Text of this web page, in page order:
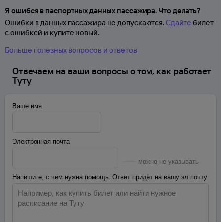
Я ошибся в паспортных данных пассажира. Что делать?
Ошибки в данных пассажира не допускаются. Сдайте билет
с ошибкой и купите новый.
Больше полезных вопросов и ответов
Отвечаем на ваши вопросы о том, как работает
Туту
Ваше имя
Электронная почта
можно не указывать
Напишите, с чем нужна помощь. Ответ придёт на вашу эл.почту